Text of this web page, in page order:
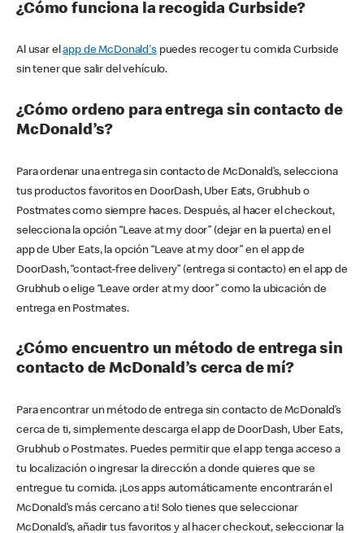
¿Cómo funciona la recogida Curbside?
Al usar elapp de McDonald'spuedes recoger tu comida Curbside
sin tener que salir del vehículo.
¿Cómo ordeno para entrega sin contacto de
McDonald’s?
Para ordenar una entrega sin contacto de McDonald’s, selecciona
tus productos favoritos en DoorDash, Uber Eats, Grubhub o
Postmates como siempre haces. Después, al hacer el checkout,
selecciona la opción “Leave at my door” (dejar en la puerta) en el
app de Uber Eats, la opción “Leave at my door” en el app de
DoorDash, “contact-free delivery” (entrega si contacto) en el app de
Grubhub o elige “Leave order at my door” como la ubicación de
entrega en Postmates.
¿Cómo encuentro un método de entrega sin
contacto de McDonald’s cerca de mí?
Para encontrar un método de entrega sin contacto de McDonald’s
cerca de ti, simplemente descarga el app de DoorDash, Uber Eats,
Grubhub o Postmates. Puedes permitir que el app tenga acceso a
tu localización o ingresar la dirección a donde quieres que se
entregue tu comida. ¡Los apps automáticamente encontrarán el
McDonald’s más cercano a ti! Solo tienes que seleccionar
McDonald’s, añadir tus favoritos y al hacer checkout, seleccionar la